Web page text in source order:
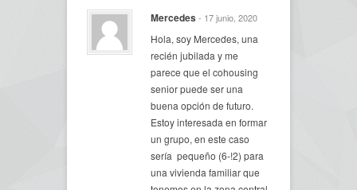
Mercedes - 17 junio, 2020
Hola, soy Mercedes, una
recién jubilada y me
parece que el cohousing
senior puede ser una
buena opción de futuro.
Estoy interesada en formar
un grupo, en este caso
sería pequeño (6-!2) para
una vivienda familiar que